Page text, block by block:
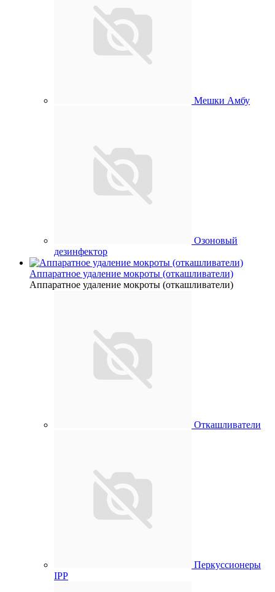
Мешки Амбу
Озоновый
дезинфектор
Аппаратное удаление мокроты (откашливатели)
Аппаратное удаление мокроты (откашливатели)
Откашливатели
Перкуссионеры
IPP